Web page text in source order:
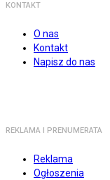
KONTAKT
O nas
Kontakt
Napisz do nas
REKLAMA I PRENUMERATA
Reklama
Ogłoszenia